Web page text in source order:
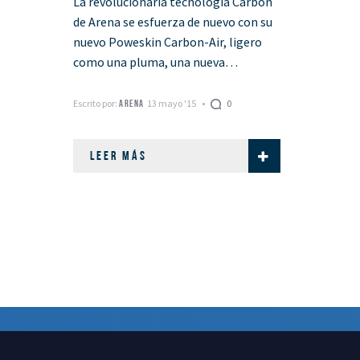
de Arena se esfuerza de nuevo con su
nuevo Poweskin Carbon-Air, ligero
como una pluma, una nueva
competición que …
Escrito por:ARENA 13 mayo '15 0
LEER MÁS